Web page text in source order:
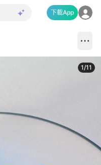
下載App
1/11